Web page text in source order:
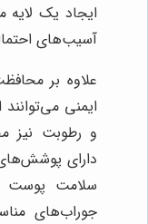
ایجاد یک لایه
آسیب‌های
علاوه بر
ایمنی
و رطوبت نیز
دارای
سلامت پوست
جوراب‌های